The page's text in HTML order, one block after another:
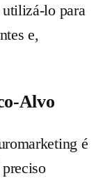
lo para
e,
Alvo
é